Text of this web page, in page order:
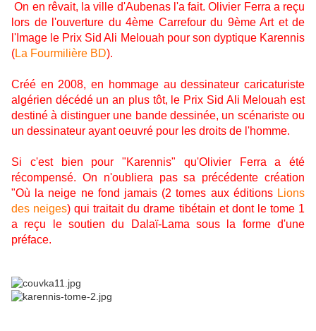
On en rêvait, la ville d'Aubenas l'a fait. Olivier Ferra a reçu
lors de l'ouverture du 4ème Carrefour du 9ème Art et de
l'Image le Prix Sid Ali Melouah pour son dyptique Karennis
(La Fourmilière BD).
Créé en 2008, en hommage au dessinateur caricaturiste
algérien décédé un an plus tôt, le Prix Sid Ali Melouah est
destiné à distinguer une bande dessinée, un scénariste ou
un dessinateur ayant oeuvré pour les droits de l'homme.
Si c'est bien pour "Karennis" qu'Olivier Ferra a été
récompensé. On n'oubliera pas sa précédente création
"Où la neige ne fond jamais (2 tomes aux éditions Lions
des neiges) qui traitait du drame tibétain et dont le tome 1
a reçu le soutien du Dalaï-Lama sous la forme d'une
préface.